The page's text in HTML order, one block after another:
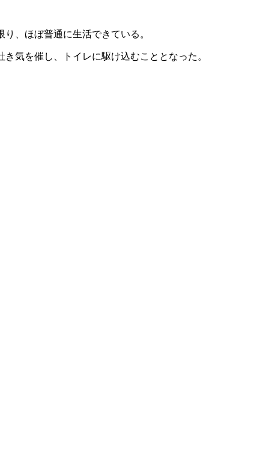
、ほぼ普通に生活できている。
気を催し、トイレに駆け込むこととなった。